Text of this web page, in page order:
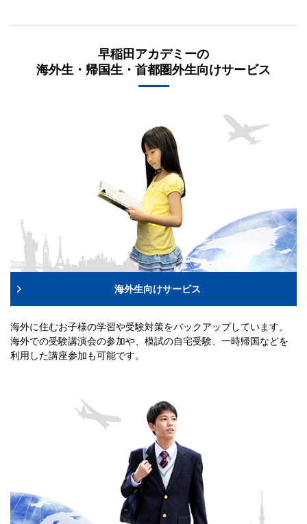
早稲田アカデミーの
海外生・帰国生・首都圏外生向けサービス
海外生向けサービス
海外に住むお子様の学習や受験対策をバックアップしています。
海外での受験講演会の参加や、模試の自宅受験、一時帰国などを
利用した講座参加も可能です。